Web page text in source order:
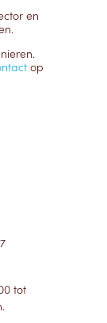
en
op
tot